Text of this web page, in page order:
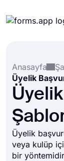
Şablonlar
Kaynaklar
Anasayfa
Üyelik
veya kulüp
bir